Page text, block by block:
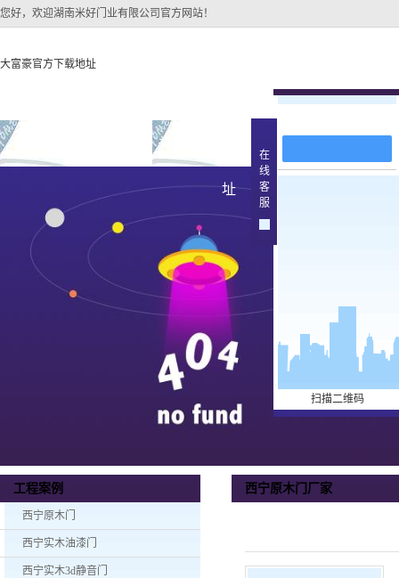
您好，欢迎湖南米好门业有限公司官方网站！
大富豪官方下载地址
关于大富豪官方下载地
址
大富豪官方下载地址的
简介
大富豪官方下载地址的
文化
组织架构
公司团队
荣誉资质
西宁原木
工程案例
西宁原木门
西宁实木油漆门
西宁实木3d静音门
西宁原木门厂家
在
线
客
服
扫描二维码